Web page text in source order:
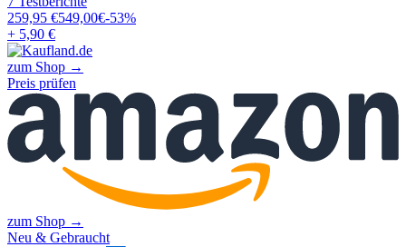
259,95 €549,00€-53%
+ 5,90 €
zum Shop →
Preis prüfen
zum Shop →
Neu & Gebraucht